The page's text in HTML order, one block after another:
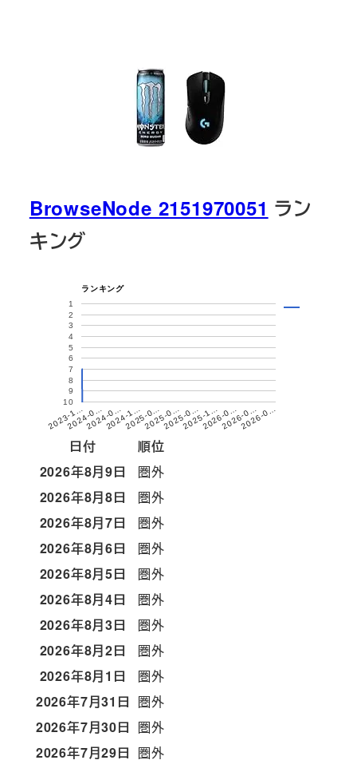
BrowseNode 2151970051 ラン
キング
ランキング
2023-1…2024-0…2024-0…2024-1…2025-0…2025-0…2025-0…2025-1…2026-0…2026-0…2026-0…
1
2
3
4
5
6
7
8
9
10
日付
順位
2026年8月9日
圏外
2026年8月8日
圏外
2026年8月7日
圏外
2026年8月6日
圏外
2026年8月5日
圏外
2026年8月4日
圏外
2026年8月3日
圏外
2026年8月2日
圏外
2026年8月1日
圏外
2026年7月31日 圏外
2026年7月30日 圏外
2026年7月29日 圏外